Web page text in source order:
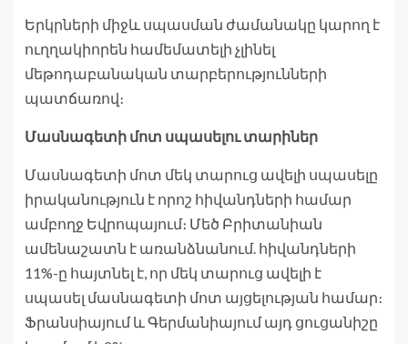
Երկրների միջև սպասման ժամանակը կարող է
ուղղակիորեն համեմատելի չլինել
մեթոդաբանական տարբերությունների
պատճառով։
Մասնագետի մոտ սպասելու տարիներ
Մասնագետի մոտ մեկ տարուց ավելի սպասելը
իրականություն է որոշ հիվանդների համար
ամբողջ Եվրոպայում։ Մեծ Բրիտանիան
ամենաշատն է առանձնանում. հիվանդների
11%-ը հայտնել է, որ մեկ տարուց ավելի է
սպասել մասնագետի մոտ այցելության համար։
Ֆրանսիայում և Գերմանիայում այդ ցուցանիշը